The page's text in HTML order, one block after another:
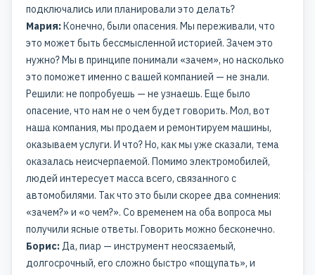
подключались или планировали это делать?
Мария:Конечно, были опасения. Мы переживали, что
это может быть бессмысленной историей. Зачем это
нужно? Мы в принципе понимали «зачем», но насколько
это поможет именно с вашей компанией — не знали.
Решили: не попробуешь — не узнаешь. Еще было
опасение, что нам не о чем будет говорить. Мол, вот
наша компания, мы продаем и ремонтируем машины,
оказываем услуги. И что? Но, как мы уже сказали, тема
оказалась неисчерпаемой. Помимо электромобилей,
людей интересует масса всего, связанного с
автомобилями. Так что это были скорее два сомнения:
«зачем?» и «о чем?». Со временем на оба вопроса мы
получили ясные ответы. Говорить можно бесконечно.
Борис:Да, пиар — инструмент неосязаемый,
долгосрочный, его сложно быстро «пощупать», и